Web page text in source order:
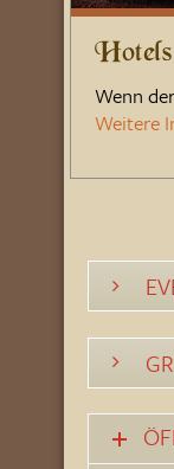
Hotels
Wenn
Weitere